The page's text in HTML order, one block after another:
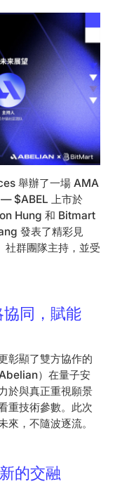
舉辦了一場 AMA
— $ABEL 上市於
Hung 和 Bitmart
發表了精彩見
群團隊主持，並受
同，賦能
彰顯了雙方協作的
）在量子安
於與真正重視願景
重技術參數。此次
，不隨波逐流。
的交融